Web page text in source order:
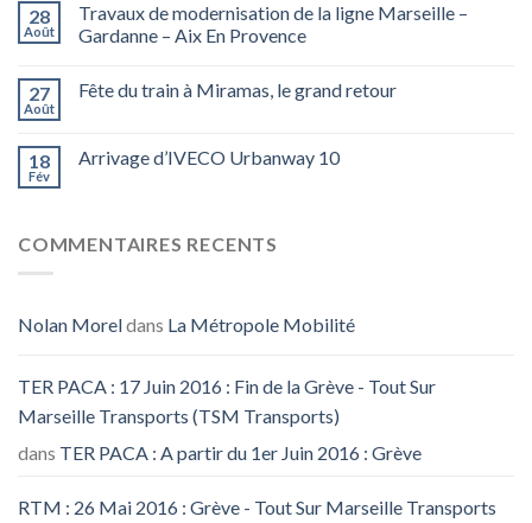
28
Août
Travaux de modernisation de la ligne Marseille –
Gardanne – Aix En Provence
27
Août
Fête du train à Miramas, le grand retour
18
Fév
Arrivage d’IVECO Urbanway 10
COMMENTAIRES RECENTS
Nolan Moreldans La Métropole Mobilité
TER PACA : 17 Juin 2016 : Fin de la Grève - Tout Sur
Marseille Transports (TSM Transports)
dans TER PACA : A partir du 1er Juin 2016 : Grève
RTM : 26 Mai 2016 : Grève - Tout Sur Marseille Transports